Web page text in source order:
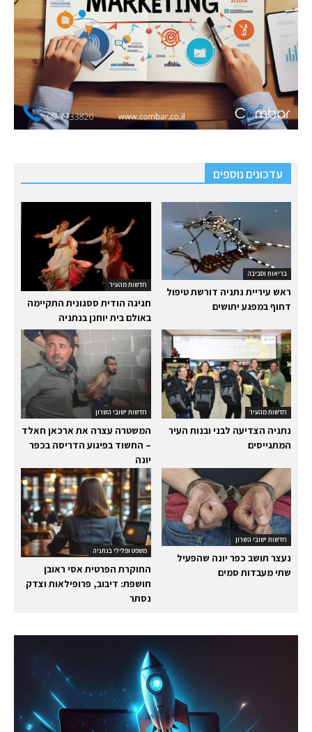
עדכונים נוספים
חדשות מהעיר
חגיגה הודית ססגונית התקיימה
באולם בית יוחנן בנתניה
בריאות וסביבה
ראש עיריית נתניה דורשת טיפול
דחוף במפגע יתושים
חדשות ישובי השרון
המשטרה עצרה את ארכאן חאלד
– החשוד בפיגוע הדריסה בכפר
יונה
חדשות מהעיר
נתניה הצדיעה לבני ובנות העיר
המתגייסים
משפט ופלילי בנתניה
החוקרת הפרטית אסי ראובן
חושפת: דיבוב, פרופילאות וצדק
נסתר
חדשות ישובי השרון
נעצר תושב כפר יונה שהפעיל
שתי מעבדות סמים